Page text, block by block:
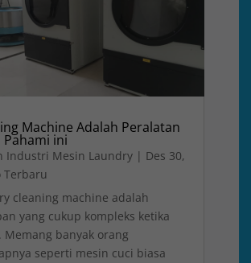
Machine Adalah Peralatan
Pahami ini
Industri Mesin Laundry | Des 30,
Terbaru
cleaning machine adalah
yang cukup kompleks ketika
Memang banyak orang
seperti mesin cuci biasa